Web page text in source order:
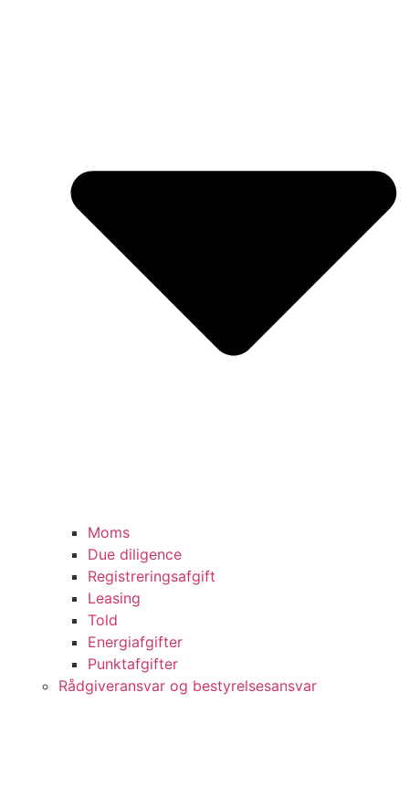
Moms
Due diligence
Registreringsafgift
Leasing
Told
Energiafgifter
Punktafgifter
Rådgiveransvar og bestyrelsesansvar